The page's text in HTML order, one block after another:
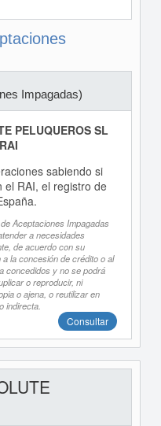
Impagadas)
PELUQUEROS SL
sabiendo si
el RAI, el registro de
Aceptaciones Impagadas
a necesidades
de acuerdo con su
la concesión de crédito o al
concedidos y no se podrá
o reproducir, ni
o ajena, o reutilizar en
indirecta.
Consultar